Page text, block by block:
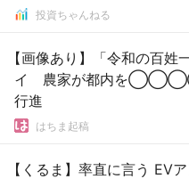
投資ちゃんねる
【画像あり】「令和の百姓
イ 農家が都内を
行進
はちま起稿
【くるま】率直に言う EV